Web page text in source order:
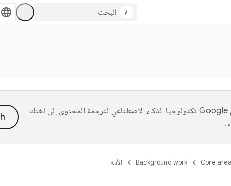
/
تستخدم Google تكنولوجيا الذكاء الاصطناعي لترجمة المحتوى إلى لغتك
Core
Background work الأدلة